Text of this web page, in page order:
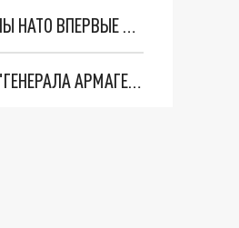
"ОЧЕНЬ ПЛОХИЕ НОВОСТИ": БОЛЬШАЯ ОШИБКА PALANTIR В РОССИИ. СТРАНЫ НАТО ВПЕРВЫЕ ЗА СВО ОСТАНОВИЛИ ПОСТАВКИ ОРУЖИЯ. ВСУ ТЕРЯЮТ ПРИГРАНИЧЬЕ?
ТРИ ГЛАВНЫХ ИНСАЙДА ОБ СВО. ОТМЕНА МОБИЛИЗАЦИИ И ВОЗВРАЩЕНИЕ "ГЕНЕРАЛА АРМАГЕДДОНА"? ОТЛИЧНЫЕ НОВОСТИ, КОТОРЫЕ ЖДАЛИ ВСЕ